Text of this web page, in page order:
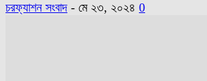
চরফ্যাশন সংবাদ - মে ২৩, ২০২৪ 0